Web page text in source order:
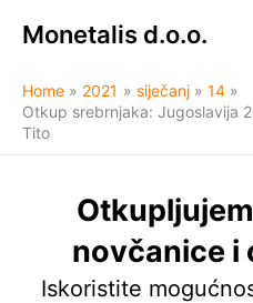
Monetalis d.o.o.
Home 2021 siječanj
14
Otkup srebrnjaka: Jugoslavija
Tito
novčanice i
Iskoristite